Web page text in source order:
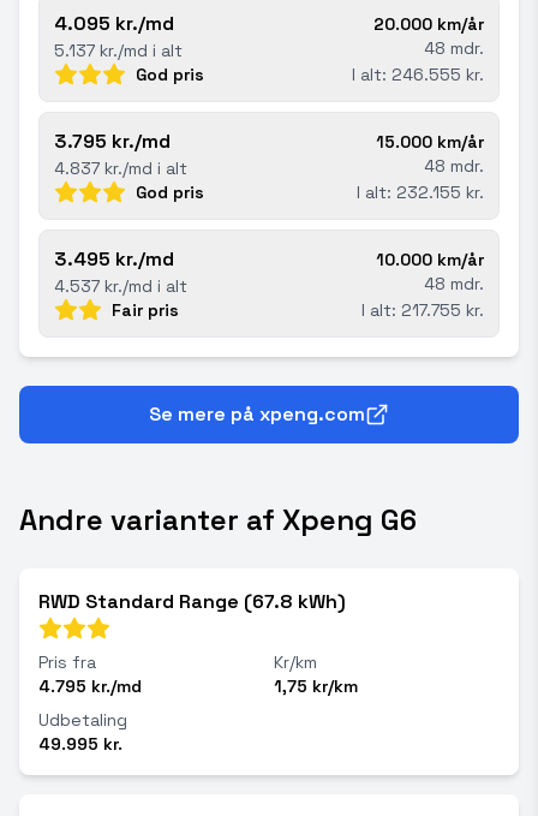
4.095 kr./md
5.137 kr./md i alt
20.000 km/år
48 mdr.
God pris
I alt: 246.555 kr.
3.795 kr./md
4.837 kr./md i alt
15.000 km/år
48 mdr.
God pris
I alt: 232.155 kr.
3.495 kr./md
4.537 kr./md i alt
10.000 km/år
48 mdr.
Fair pris
I alt: 217.755 kr.
Se mere på xpeng.com
Andre varianter af Xpeng G6
RWD Standard Range (67.8 kWh)
Pris fra
4.795 kr./md
Kr/km
1,75 kr/km
Udbetaling
49.995 kr.